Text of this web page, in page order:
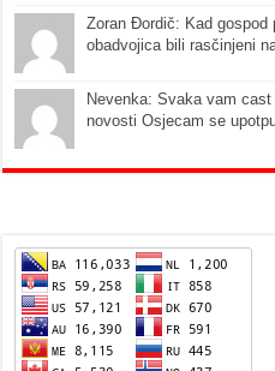
Zoran Đordič: Kad
obadvojica bili rasčinjeni
Nevenka: Svaka vam
novosti Osjecam se